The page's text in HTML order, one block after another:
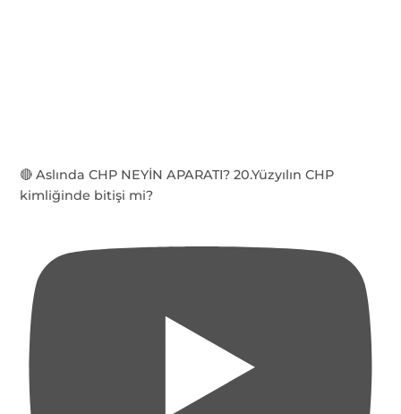
🔴 Aslında CHP NEYİN APARATI? 20.Yüzyılın CHP
kimliğinde bitişi mi?